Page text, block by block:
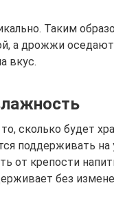
Таким
а дрожжи
вкус.
сколько будет
поддерживать на
от крепости
без